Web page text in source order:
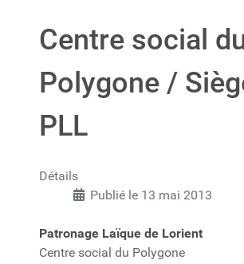
Centre social
Polygone /
PLL
Détails
Publié le 13 mai 2013
Patronage Laïque de Lorient
Centre social du Polygone